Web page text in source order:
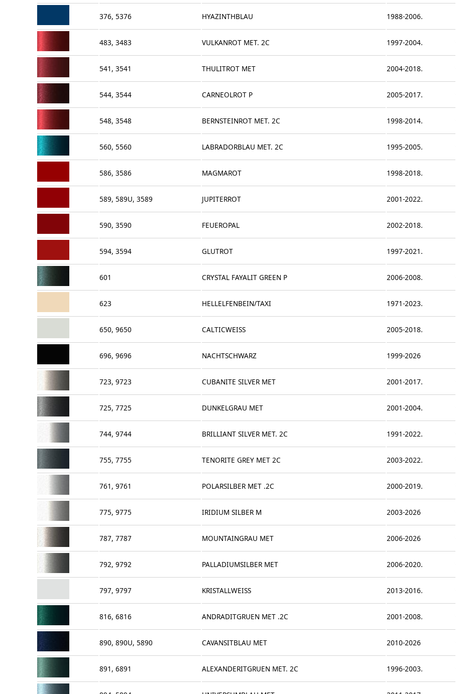
376, 5376 HYAZINTHBLAU 1988-2006.
483, 3483 VULKANROT MET. 2C 1997-2004.
541, 3541 THULITROT MET 2004-2018.
544, 3544 CARNEOLROT P 2005-2017.
548, 3548 BERNSTEINROT MET. 2C 1998-2014.
560, 5560 LABRADORBLAU MET. 2C 1995-2005.
586, 3586 MAGMAROT 1998-2018.
589, 589U, 3589 JUPITERROT 2001-2022.
590, 3590 FEUEROPAL 2002-2018.
594, 3594 GLUTROT 1997-2021.
601 CRYSTAL FAYALIT GREEN P 2006-2008.
623 HELLELFENBEIN/TAXI 1971-2023.
650, 9650 CALTICWEISS 2005-2018.
696, 9696 NACHTSCHWARZ 1999-2026
723, 9723 CUBANITE SILVER MET 2001-2017.
725, 7725 DUNKELGRAU MET 2001-2004.
744, 9744 BRILLIANT SILVER MET. 2C 1991-2022.
755, 7755 TENORITE GREY MET 2C 2003-2022.
761, 9761 POLARSILBER MET .2C 2000-2019.
775, 9775 IRIDIUM SILBER M 2003-2026
787, 7787 MOUNTAINGRAU MET 2006-2026
792, 9792 PALLADIUMSILBER MET 2006-2020.
797, 9797 KRISTALLWEISS 2013-2016.
816, 6816 ANDRADITGRUEN MET .2C 2001-2008.
890, 890U, 5890 CAVANSITBLAU MET 2010-2026
891, 6891 ALEXANDERITGRUEN MET. 2C 1996-2003.